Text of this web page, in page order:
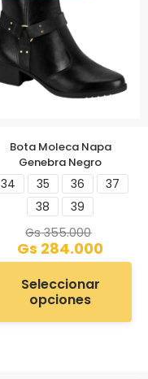
Bota Moleca Napa
Genebra Negro
34 35 36
37
38
39
Gs355.000
Gs 284.000
Seleccionar
opciones